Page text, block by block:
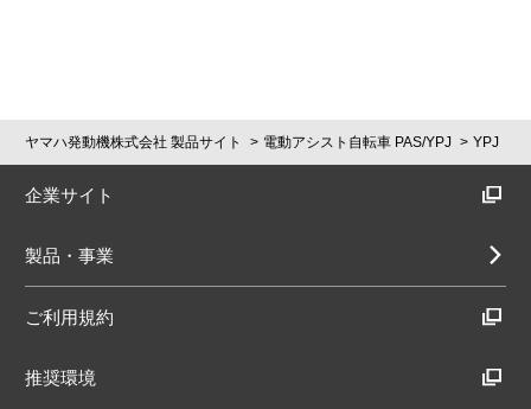
ヤマハ発動機株式会社 製品サイト 電動アシスト自転車 PAS/YPJ YPJ
企業サイト
製品・事業
ご利用規約
推奨環境